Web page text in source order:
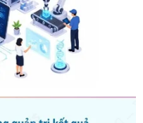
dứt xung đột.